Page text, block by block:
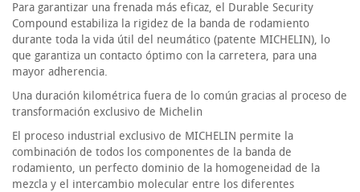
Para garantizar una frenada más eficaz, el Durable Security
Compound estabiliza la rigidez de la banda de rodamiento
durante toda la vida útil del neumático (patente MICHELIN), lo
que garantiza un contacto óptimo con la carretera, para una
mayor adherencia.
Una duración kilométrica fuera de lo común gracias al proceso de
transformación exclusivo de Michelin
El proceso industrial exclusivo de MICHELIN permite la
combinación de todos los componentes de la banda de
rodamiento, un perfecto dominio de la homogeneidad de la
mezcla y el intercambio molecular entre los diferentes